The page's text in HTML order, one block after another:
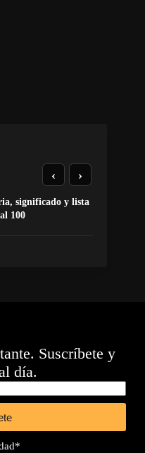
significado y lista
100
‹ ›
Suscríbete y
día.
*